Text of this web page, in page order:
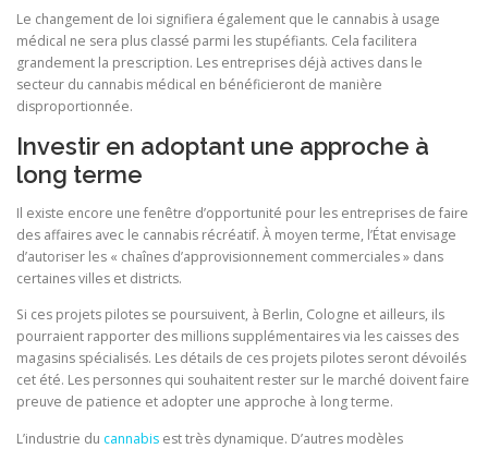
Le changement de loi signifiera également que le cannabis à usage
médical ne sera plus classé parmi les stupéfiants. Cela facilitera
grandement la prescription. Les entreprises déjà actives dans le
secteur du cannabis médical en bénéficieront de manière
disproportionnée.
Investir en adoptant une approche à
long terme
Il existe encore une fenêtre d’opportunité pour les entreprises de faire
des affaires avec le cannabis récréatif. À moyen terme, l’État envisage
d’autoriser les « chaînes d’approvisionnement commerciales » dans
certaines villes et districts.
Si ces projets pilotes se poursuivent, à Berlin, Cologne et ailleurs, ils
pourraient rapporter des millions supplémentaires via les caisses des
magasins spécialisés. Les détails de ces projets pilotes seront dévoilés
cet été. Les personnes qui souhaitent rester sur le marché doivent faire
preuve de patience et adopter une approche à long terme.
L’industrie du cannabis est très dynamique. D’autres modèles